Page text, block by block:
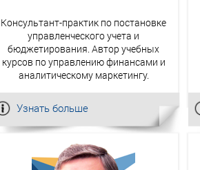
Консультант-практик по постановке
управленческого учета и
бюджетирования. Автор учебных
курсов по управлению финансами и
аналитическому маркетингу.
Узнать больше